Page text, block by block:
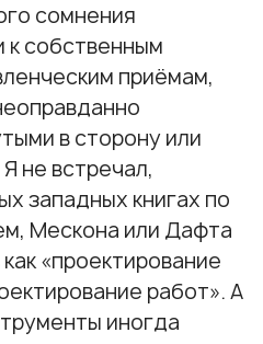
сомнения
к собственным
приёмам,
в сторону или
не встречал,
западных книгах по
Мескона или Дафта
«проектирование
работ». А
иногда